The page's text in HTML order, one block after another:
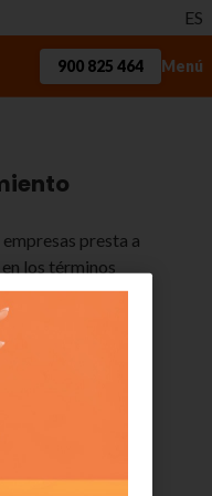
ES
900 825 464 Menú
empresas presta a
los términos
acceso a
o móvil, no
por cuenta de
datos
la comunicación.
tipo de
no tendrá la